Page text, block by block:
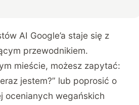
AI Google’a staje się z
przewodnikiem.
mieście, możesz zapytać:
jestem?” lub poprosić o
ocenianych wegańskich